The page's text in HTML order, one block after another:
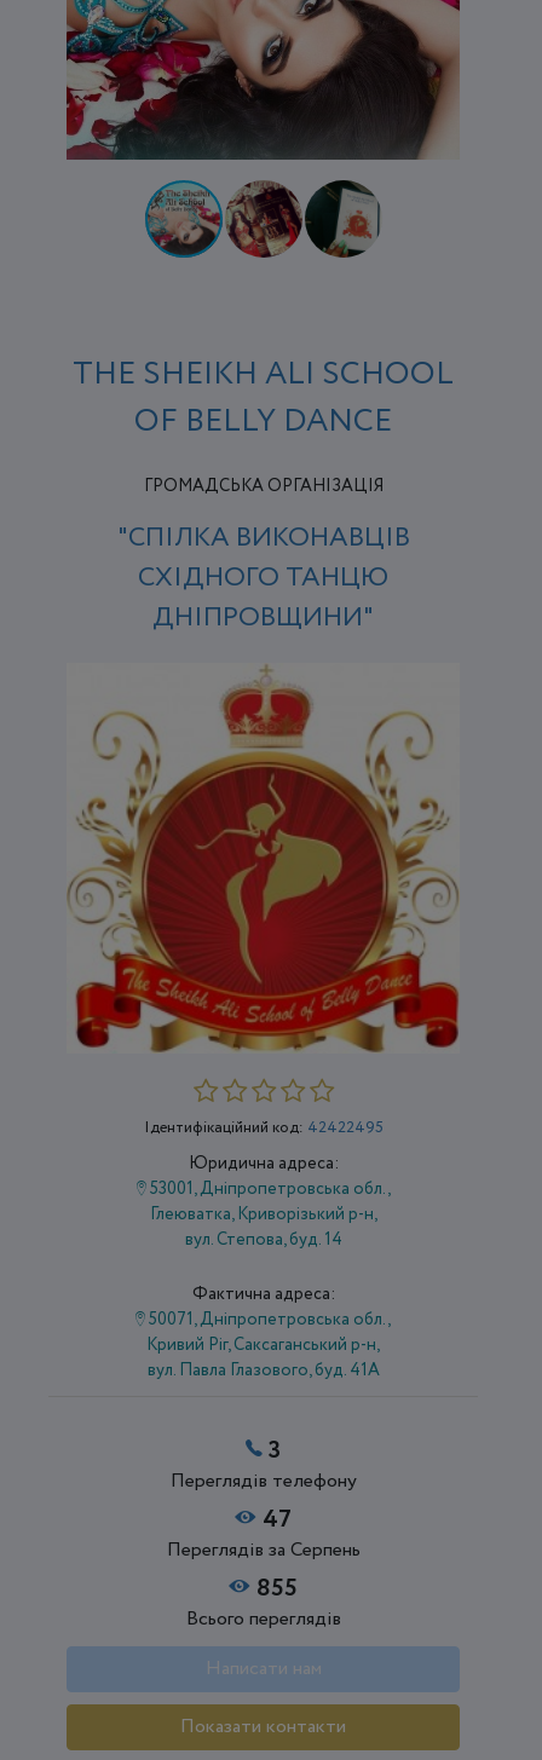
THE SHEIKH ALI SCHOOL
OF BELLY DANCE
ГРОМАДСЬКА ОРГАНІЗАЦІЯ
"СПІЛКА ВИКОНАВЦІВ
СХІДНОГО ТАНЦЮ
ДНІПРОВЩИНИ"
Ідентифікаційний код: 42422495
Юридична адреса:
53001, Дніпропетровська обл.,
Глеюватка, Криворізький р-н,
вул. Степова, буд. 14
Фактична адреса:
50071, Дніпропетровська обл.,
Кривий Ріг, Саксаганський р-н,
вул. Павла Глазового, буд. 41А
3
Переглядів телефону
47
Переглядів за Серпень
855
Всього переглядів
Написати нам
Показати контакти